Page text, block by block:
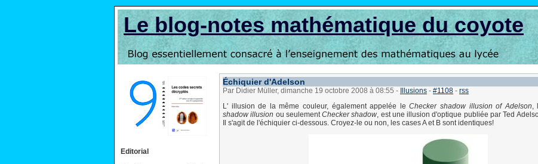
Le blog-notes mathématique du coyote
Editorial
Échiquier d'Adelson
Par Didier Müller, dimanche 19 octobre 2008 à 08:55 - Illusions - #1108 - rss
L' illusion de la même couleur, également appelée leChecker shadow illusion of Adelson,
shadow illusion ou seulementChecker shadow, est une illusion d'optique publiée par Ted
Il s'agit de l'échiquier ci-dessous. Croyez-le ou non, les cases A et B sont identiques!